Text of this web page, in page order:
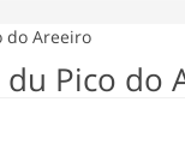
Pico do